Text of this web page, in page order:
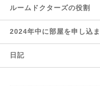
ルームドクターズの役割
2024年中に部屋を申し込
日記